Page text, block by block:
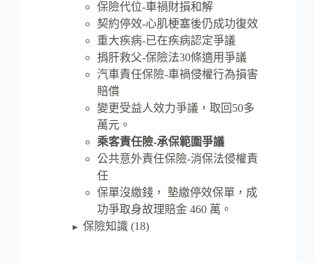
保險代位-車禍財損和解
契約停效-心肌梗塞後仍成功復效
重大疾病-已在疾病認定爭議
捐肝救父-保險法30條適用爭議
汽車責任保險-車禍侵權行為損害
賠償
變更受益人效力爭議，取回50多
萬元。
乘客責任險-承保範圍爭議
公共意外責任保險-消保法侵權責
任
保單沒繳錢， 墊繳停效保單，成
功爭取身故理賠金 460 萬。
► 保險知識 (18)